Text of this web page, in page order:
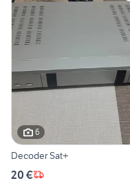
6
Decoder Sat+
20 €